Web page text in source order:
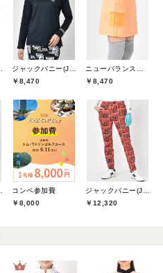
￥8,470
￥8,470
コンペ参加費
￥8,000
￥12,320